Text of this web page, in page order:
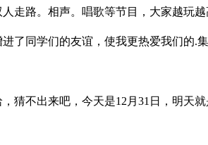
走路。相声。唱歌等节目，大家越玩越
了同学们的友谊，使我更热爱我们的.集
猜不出来吧，今天是12月31日，明天